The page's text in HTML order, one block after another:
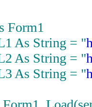
Form1
As String = "
As String = "
As String = "